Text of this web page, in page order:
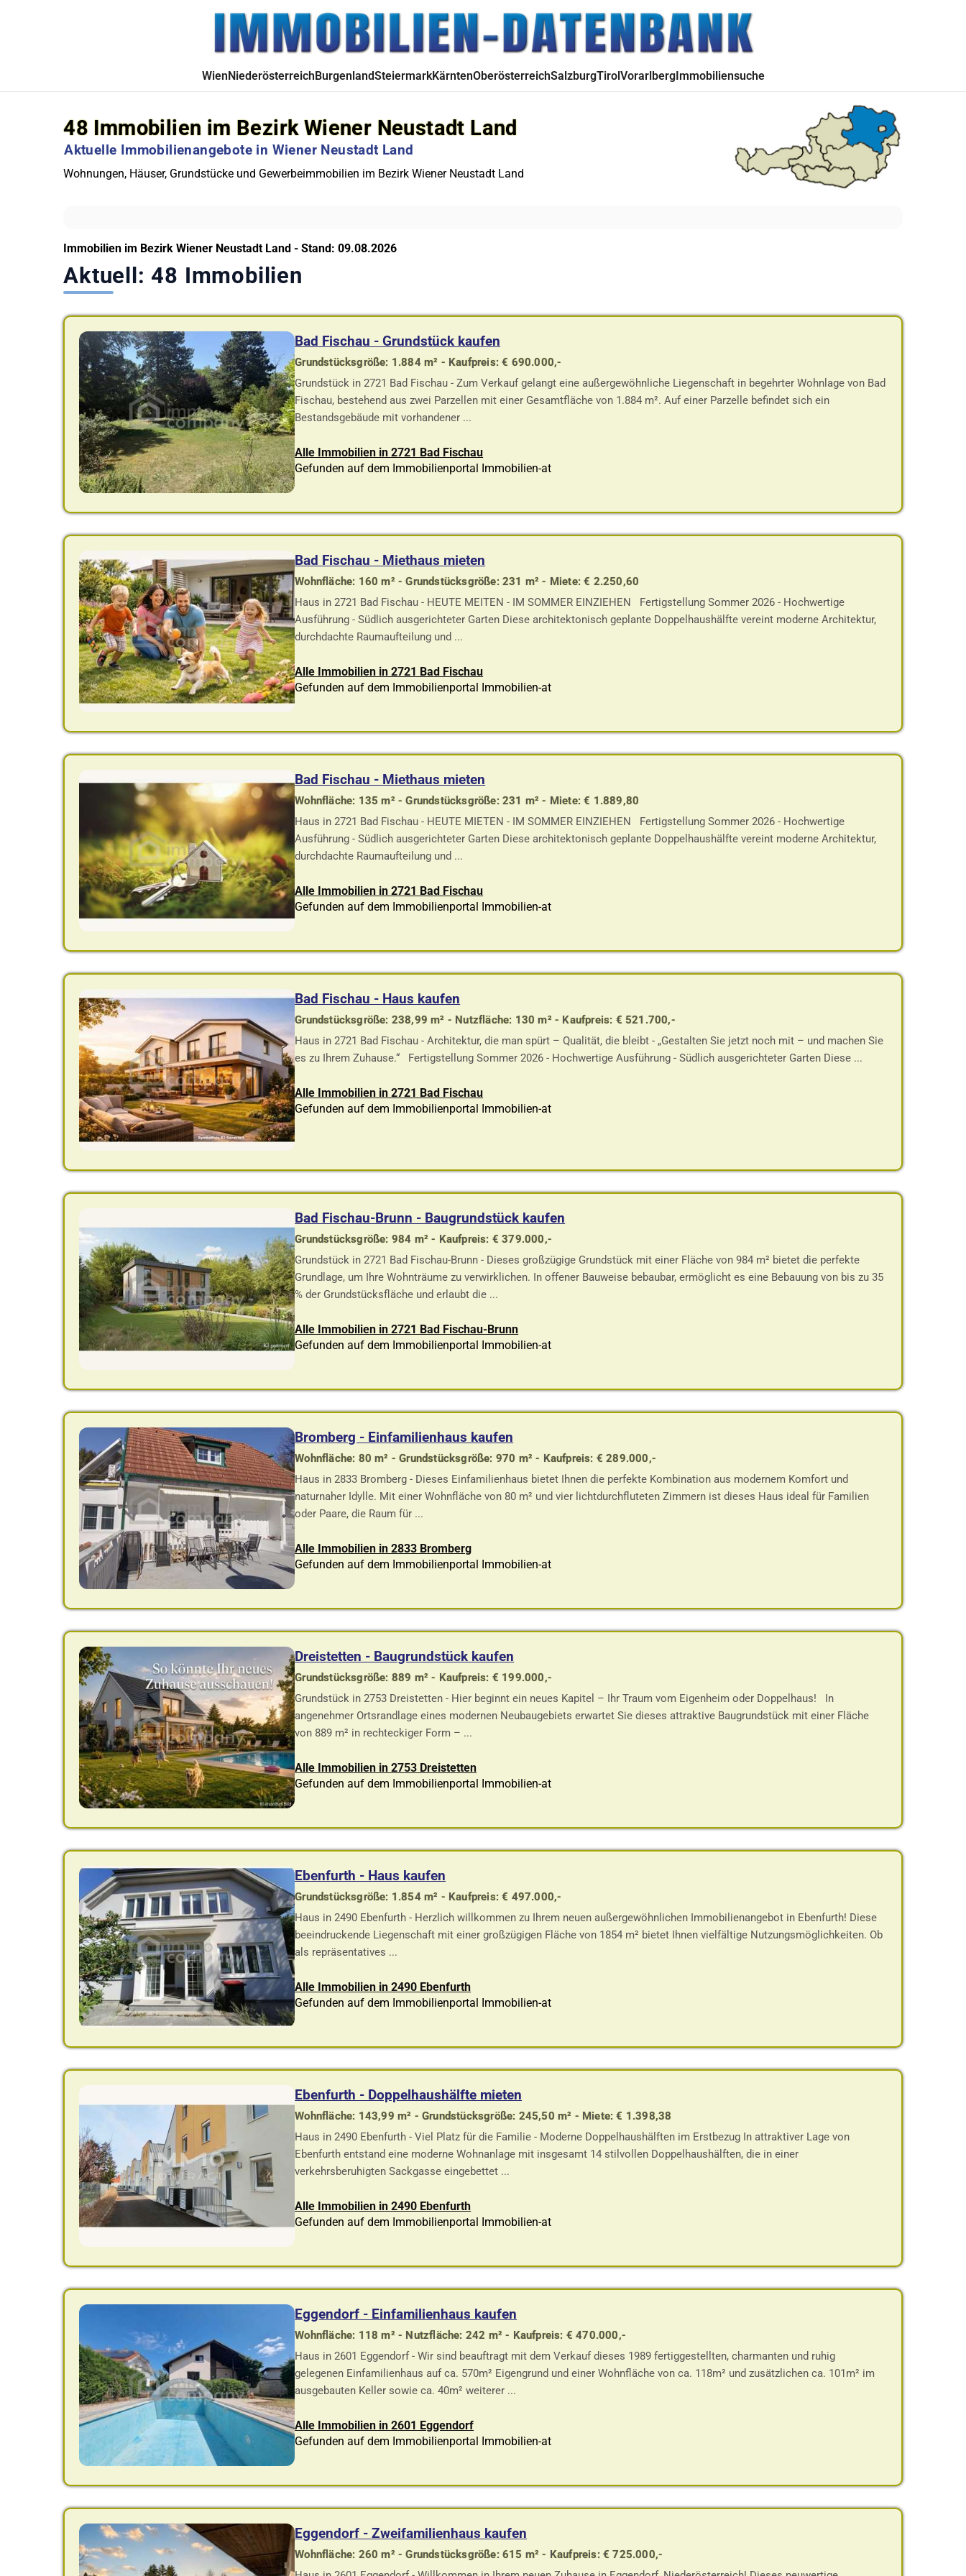
WienNiederösterreichBurgenlandSteiermarkKärntenOberösterreichSalzburgTirolVorarlbergImmobiliensuche
48Immobilien im Bezirk Wiener Neustadt Land
Aktuelle Immobilienangebote in Wiener Neustadt Land
Wohnungen, Häuser, Grundstücke und Gewerbeimmobilien im Bezirk Wiener Neustadt Land
Immobilien im Bezirk Wiener Neustadt Land - Stand: 09.08.2026
Aktuell: 48 Immobilien
Bad Fischau - Grundstück kaufen
Grundstücksgröße: 1.884 m² - Kaufpreis: € 690.000,-
Grundstück in 2721 Bad Fischau - Zum Verkauf gelangt eine außergewöhnliche Liegenschaft in begehrter Wohnlage von Bad
Fischau, bestehend aus zwei Parzellen mit einer Gesamtfläche von 1.884 m². Auf einer Parzelle befindet sich ein
Bestandsgebäude mit vorhandener ...
Alle Immobilien in 2721 Bad Fischau
Gefunden auf dem Immobilienportal Immobilien-at
Bad Fischau - Miethaus mieten
Wohnfläche: 160 m² - Grundstücksgröße: 231 m² - Miete: € 2.250,60
Haus in 2721 Bad Fischau - HEUTE MEITEN - IM SOMMER EINZIEHEN Fertigstellung Sommer 2026 - Hochwertige
Ausführung - Südlich ausgerichteter Garten Diese architektonisch geplante Doppelhaushälfte vereint moderne Architektur,
durchdachte Raumaufteilung und ...
Alle Immobilien in 2721 Bad Fischau
Gefunden auf dem Immobilienportal Immobilien-at
Bad Fischau - Miethaus mieten
Wohnfläche: 135 m² - Grundstücksgröße: 231 m² - Miete: € 1.889,80
Haus in 2721 Bad Fischau - HEUTE MIETEN - IM SOMMER EINZIEHEN Fertigstellung Sommer 2026 - Hochwertige
Ausführung - Südlich ausgerichteter Garten Diese architektonisch geplante Doppelhaushälfte vereint moderne Architektur,
durchdachte Raumaufteilung und ...
Alle Immobilien in 2721 Bad Fischau
Gefunden auf dem Immobilienportal Immobilien-at
Bad Fischau - Haus kaufen
Grundstücksgröße: 238,99 m² - Nutzfläche: 130 m² - Kaufpreis: € 521.700,-
Haus in 2721 Bad Fischau - Architektur, die man spürt – Qualität, die bleibt - „Gestalten Sie jetzt noch mit – und machen Sie
es zu Ihrem Zuhause.“ Fertigstellung Sommer 2026 - Hochwertige Ausführung - Südlich ausgerichteter Garten Diese ...
Alle Immobilien in 2721 Bad Fischau
Gefunden auf dem Immobilienportal Immobilien-at
Bad Fischau-Brunn - Baugrundstück kaufen
Grundstücksgröße: 984 m² - Kaufpreis: € 379.000,-
Grundstück in 2721 Bad Fischau-Brunn - Dieses großzügige Grundstück mit einer Fläche von 984 m² bietet die perfekte
Grundlage, um Ihre Wohnträume zu verwirklichen. In offener Bauweise bebaubar, ermöglicht es eine Bebauung von bis zu 35
% der Grundstücksfläche und erlaubt die ...
Alle Immobilien in 2721 Bad Fischau-Brunn
Gefunden auf dem Immobilienportal Immobilien-at
Bromberg - Einfamilienhaus kaufen
Wohnfläche: 80 m² - Grundstücksgröße: 970 m² - Kaufpreis: € 289.000,-
Haus in 2833 Bromberg - Dieses Einfamilienhaus bietet Ihnen die perfekte Kombination aus modernem Komfort und
naturnaher Idylle. Mit einer Wohnfläche von 80 m² und vier lichtdurchfluteten Zimmern ist dieses Haus ideal für Familien
oder Paare, die Raum für ...
Alle Immobilien in 2833 Bromberg
Gefunden auf dem Immobilienportal Immobilien-at
Dreistetten - Baugrundstück kaufen
Grundstücksgröße: 889 m² - Kaufpreis: € 199.000,-
Grundstück in 2753 Dreistetten - Hier beginnt ein neues Kapitel – Ihr Traum vom Eigenheim oder Doppelhaus! In
angenehmer Ortsrandlage eines modernen Neubaugebiets erwartet Sie dieses attraktive Baugrundstück mit einer Fläche
von 889 m² in rechteckiger Form – ...
Alle Immobilien in 2753 Dreistetten
Gefunden auf dem Immobilienportal Immobilien-at
Ebenfurth - Haus kaufen
Grundstücksgröße: 1.854 m² - Kaufpreis: € 497.000,-
Haus in 2490 Ebenfurth - Herzlich willkommen zu Ihrem neuen außergewöhnlichen Immobilienangebot in Ebenfurth! Diese
beeindruckende Liegenschaft mit einer großzügigen Fläche von 1854 m² bietet Ihnen vielfältige Nutzungsmöglichkeiten. Ob
als repräsentatives ...
Alle Immobilien in 2490 Ebenfurth
Gefunden auf dem Immobilienportal Immobilien-at
Ebenfurth - Doppelhaushälfte mieten
Wohnfläche: 143,99 m² - Grundstücksgröße: 245,50 m² - Miete: € 1.398,38
Haus in 2490 Ebenfurth - Viel Platz für die Familie - Moderne Doppelhaushälften im Erstbezug In attraktiver Lage von
Ebenfurth entstand eine moderne Wohnanlage mit insgesamt 14 stilvollen Doppelhaushälften, die in einer
verkehrsberuhigten Sackgasse eingebettet ...
Alle Immobilien in 2490 Ebenfurth
Gefunden auf dem Immobilienportal Immobilien-at
Eggendorf - Einfamilienhaus kaufen
Wohnfläche: 118 m² - Nutzfläche: 242 m² - Kaufpreis: € 470.000,-
Haus in 2601 Eggendorf - Wir sind beauftragt mit dem Verkauf dieses 1989 fertiggestellten, charmanten und ruhig
gelegenen Einfamilienhaus auf ca. 570m² Eigengrund und einer Wohnfläche von ca. 118m² und zusätzlichen ca. 101m² im
ausgebauten Keller sowie ca. 40m² weiterer ...
Alle Immobilien in 2601 Eggendorf
Gefunden auf dem Immobilienportal Immobilien-at
Eggendorf - Zweifamilienhaus kaufen
Wohnfläche: 260 m² - Grundstücksgröße: 615 m² - Kaufpreis: € 725.000,-